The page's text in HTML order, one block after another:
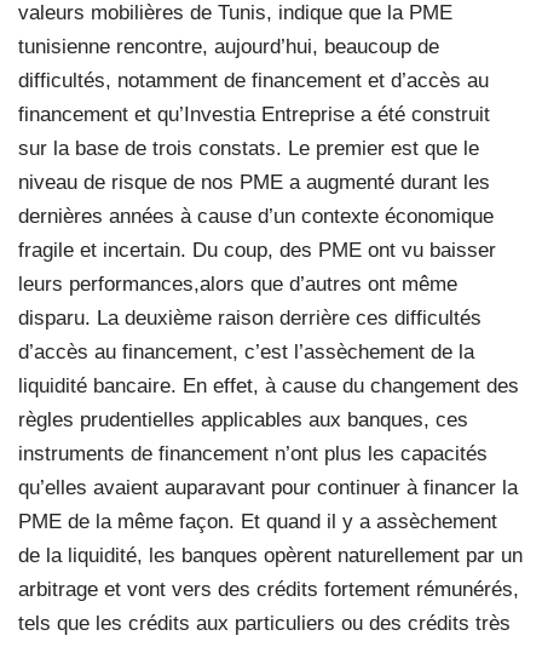
valeurs mobilières de Tunis, indique que la PME
tunisienne rencontre, aujourd’hui, beaucoup de
difficultés, notamment de financement et d’accès au
financement et qu’Investia Entreprise a été construit
sur la base de trois constats. Le premier est que le
niveau de risque de nos PME a augmenté durant les
dernières années à cause d’un contexte économique
fragile et incertain. Du coup, des PME ont vu baisser
leurs performances,alors que d’autres ont même
disparu. La deuxième raison derrière ces difficultés
d’accès au financement, c’est l’assèchement de la
liquidité bancaire. En effet, à cause du changement des
règles prudentielles applicables aux banques, ces
instruments de financement n’ont plus les capacités
qu’elles avaient auparavant pour continuer à financer la
PME de la même façon. Et quand il y a assèchement
de la liquidité, les banques opèrent naturellement par un
arbitrage et vont vers des crédits fortement rémunérés,
tels que les crédits aux particuliers ou des crédits très